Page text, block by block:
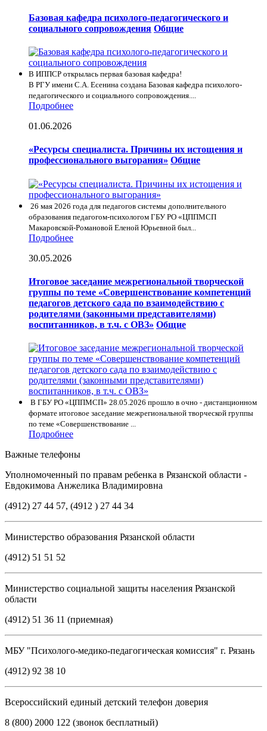
Базовая кафедра психолого-педагогического и
социального сопровождения Общие
В ИППСР открылась первая базовая кафедра!
В РГУ имени С.А. Есенина создана Базовая кафедра психолого-
педагогического и социального сопровождения....
Подробнее
01.06.2026
«Ресурсы специалиста. Причины их истощения и
профессионального выгорания» Общие
26 мая 2026 года для педагогов системы дополнительного
образования педагогом-психологом ГБУ РО «ЦППМСП
Макаровской-Романовой Еленой Юрьевной был...
Подробнее
30.05.2026
Итоговое заседание межрегиональной творческой
группы по теме «Совершенствование компетенций
педагогов детского сада по взаимодействию с
родителями (законными представителями)
воспитанников, в т.ч. с ОВЗ» Общие
В ГБУ РО «ЦППМСП» 28.05.2026 прошло в очно - дистанционном
формате итоговое заседание межрегиональной творческой группы
по теме «Совершенствование ...
Подробнее
Важные телефоны
Уполномоченный по правам ребенка в Рязанской области -
Евдокимова Анжелика Владимировна
(4912) 27 44 57, (4912 ) 27 44 34
Министерство образования Рязанской области
(4912) 51 51 52
Министерство социальной защиты населения Рязанской
области
(4912) 51 36 11 (приемная)
МБУ "Психолого-медико-педагогическая комиссия" г. Рязань
(4912) 92 38 10
Всероссийский единый детский телефон доверия
8 (800) 2000 122 (звонок бесплатный)